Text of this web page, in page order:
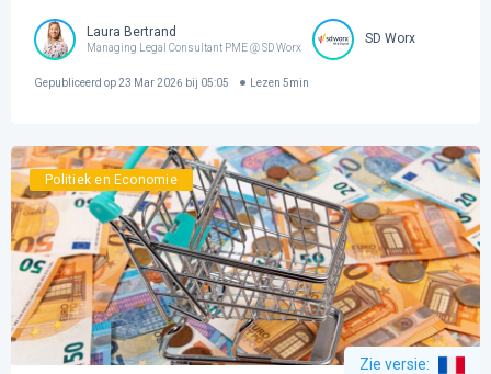
Laura Bertrand
Managing Legal Consultant PME @ SD Worx
SD Worx
Gepubliceerd op23 Mar 2026 bij 05:05 Lezen 5min
Politiek en Economie
Zie versie: